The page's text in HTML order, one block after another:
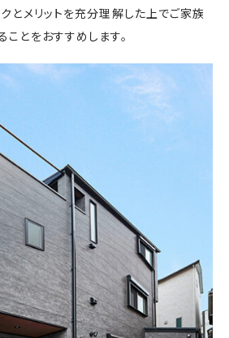
とメリットを充分理解した上でご家族
とをおすすめします。